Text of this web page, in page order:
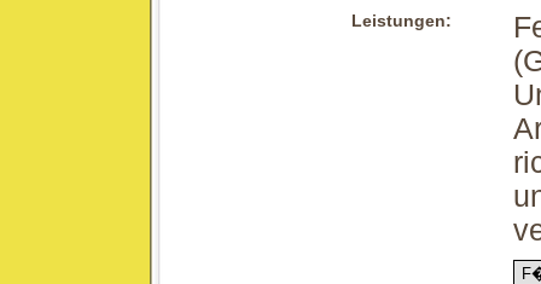
Leistungen: